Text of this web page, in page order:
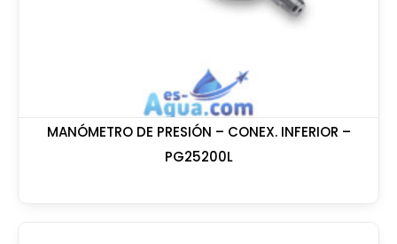
MANÓMETRO DE PRESIÓN – CONEX. INFERIOR –
PG25200L